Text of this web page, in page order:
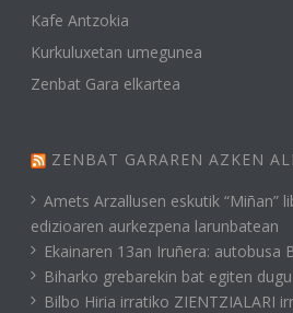
Kafe Antzokia
Kurkuluxetan umegunea
Zenbat Gara elkartea
ZENBAT GARAREN AZKEN
Amets Arzallusen eskutik “Miñan”
edizioaren aurkezpena larunbatean
Ekainaren 13an Iruñera: autobusa
Biharko grebarekin bat egiten dugu
Bilbo Hiria irratiko ZIENTZIALARI